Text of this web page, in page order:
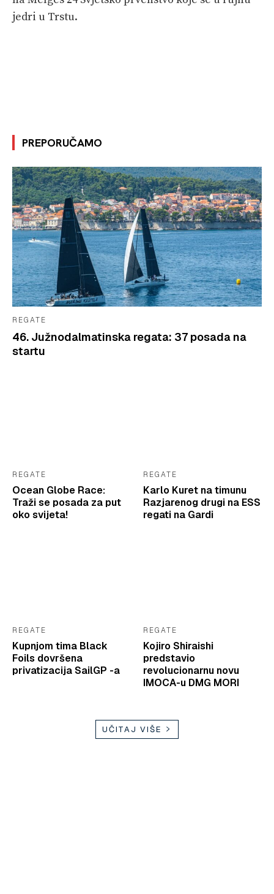
jedri u Trstu.
PREPORUČAMO
REGATE
46. Južnodalmatinska regata: 37 posada na
startu
REGATE
Ocean Globe Race:
Traži se posada za put
oko svijeta!
REGATE
Karlo Kuret na timunu
Razjarenog drugi na ESS
regati na Gardi
REGATE
Kupnjom tima Black
Foils dovršena
privatizacija SailGP -a
REGATE
Kojiro Shiraishi
predstavio
revolucionarnu novu
IMOCA-u DMG MORI
UČITAJ VIŠE